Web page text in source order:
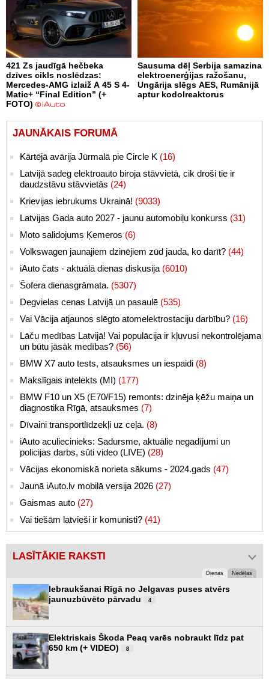
421 Zs jaudīgā hečbeka
dzīves cikls noslēdzas:
Mercedes-AMG izlaiž A 45 S 4-
Matic+ “Final Edition” (+
FOTO)
Sausuma dēļ Serbija samazina
elektroenerģijas ražošanu,
Ungārija slēgs AES, Rumānijā
aptur kodolreaktorus
JAUNĀKAIS FORUMĀ
Kārtējā avārija Jūrmalā pie Circle K (16)
Latvijā sadeg elektroauto biroja stāvvietā, cik droši tie ir
daudzstāvu stāvvietās (24)
Krievijas iebrukums Ukrainā! (9033)
Latvijas Gada auto 2027 - jaunu automobiļu konkurss (31)
Moto salidojums Ķemeros (6)
Volkswagen jaunajiem dzinējiem zūd jauda, ko darīt? (44)
iAuto čats - aktuālā dienas diskusija (6010)
Šofera dienasgrāmata. (5307)
Degvielas cenas Latvijā un pasaulē (535)
Vai Vācija atjaunos slēgto atomelektrostaciju darbību? (16)
Lāču medības Latvijā! Vai populācija ir kļuvusi nekontrolējama
un būtu jāsāk medības? (56)
BMW X7 auto tests, atsauksmes un iespaidi (8)
Makslīgais intelekts (MI) (177)
BMW F10 un X5 (E70/F15) remonts: dzinēja ķēžu maiņa un
diagnostika Rīgā, atsauksmes (7)
Dīvaini transportlīdzekļi uz ceļa. (8)
iAuto aculiecinieks: Sadursme, aktuālie negadījumi un
policijas darbs, sūti video (LIVE) (28)
Vācijas ekonomiskā norieta sākums - 2024.gads (47)
Jaunā iAuto.lv mobilā versija 2026 (27)
Gaismas auto (27)
Vai tiešām latvieši ir komunisti? (41)
LASĪTĀKIE RAKSTI
Dienas Nedēļas
Iebraukšanai Rīgā no Jelgavas puses atvērs
jaunuzbūvēto pārvadu
4
Elektriskais Škoda Peaq varēs nobraukt līdz pat
650 km (+ VIDEO)
8